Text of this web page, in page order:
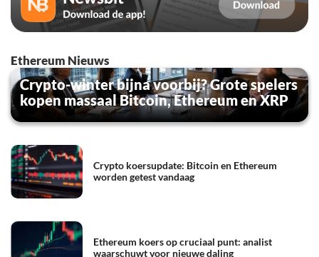
Ethereum Nieuws
Crypto-winter bijna voorbij? Grote spelers
kopen massaal Bitcoin, Ethereum en XRP
Crypto koersupdate: Bitcoin en Ethereum
worden getest vandaag
Ethereum koers op cruciaal punt: analist
waarschuwt voor nieuwe daling